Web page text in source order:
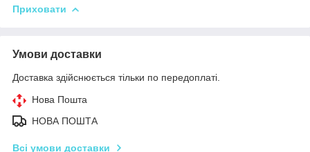
Приховати
Умови доставки
Доставка здійснюється тільки по передоплаті.
Нова Пошта
НОВА ПОШТА
Всі умови доставки